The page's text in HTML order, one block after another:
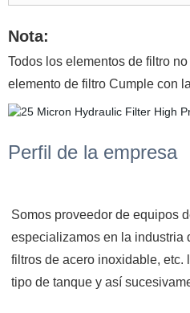
Nota:
Todos los elementos de filtro
elemento de filtro Cumple con
Perfil de la empresa
Somos proveedor de equipos
especializamos en la industria
filtros de acero inoxidable, etc.
tipo de tanque y así